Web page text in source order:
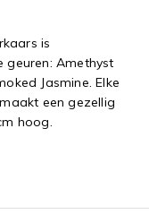
is
geuren: Amethyst
Jasmine. Elke
een gezellig
hoog.